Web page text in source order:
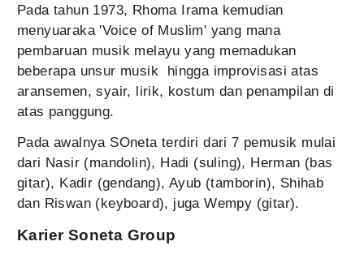
Pada tahun 1973, Rhoma Irama kemudian
menyuaraka 'Voice of Muslim' yang mana
pembaruan musik melayu yang memadukan
beberapa unsur musik hingga improvisasi atas
aransemen, syair, lirik, kostum dan penampilan di
atas panggung.
Pada awalnya SOneta terdiri dari 7 pemusik mulai
dari Nasir (mandolin), Hadi (suling), Herman (bas
gitar), Kadir (gendang), Ayub (tamborin), Shihab
dan Riswan (keyboard), juga Wempy (gitar).
Karier Soneta Group